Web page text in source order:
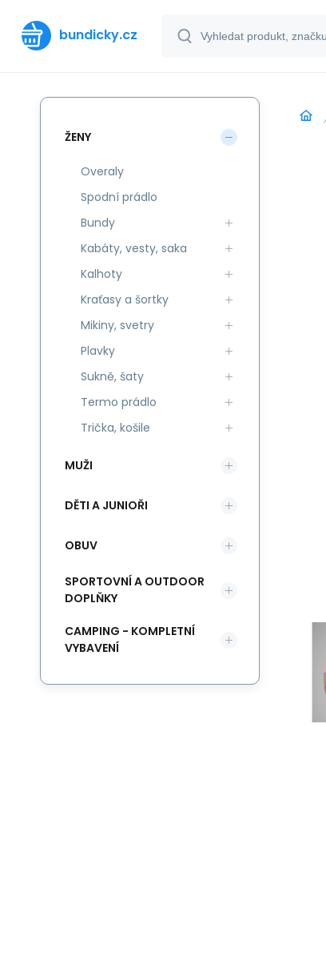
bundicky.cz
ŽENY
Overaly
Spodní prádlo
Bundy
Kabáty, vesty, saka
Kalhoty
Kraťasy a šortky
Mikiny, svetry
Plavky
Sukně, šaty
Termo prádlo
Trička, košile
MUŽI
DĚTI A JUNIOŘI
OBUV
SPORTOVNÍ A OUTDOOR
DOPLŇKY
CAMPING - KOMPLETNÍ
VYBAVENÍ